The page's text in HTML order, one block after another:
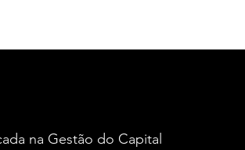
na Gestão do Capital